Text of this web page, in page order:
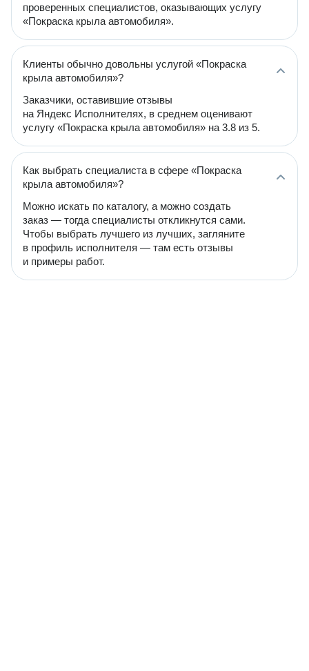
проверенных специалистов, оказывающих услугу
«Покраска крыла автомобиля».
Клиенты обычно довольны услугой «Покраска
крыла автомобиля»?
Заказчики, оставившие отзывы
на Яндекс Исполнителях, в среднем оценивают
услугу «Покраска крыла автомобиля» на 3.8 из 5.
Как выбрать специалиста в сфере «Покраска
крыла автомобиля»?
Можно искать по каталогу, а можно создать
заказ — тогда специалисты откликнутся сами.
Чтобы выбрать лучшего из лучших, загляните
в профиль исполнителя — там есть отзывы
и примеры работ.